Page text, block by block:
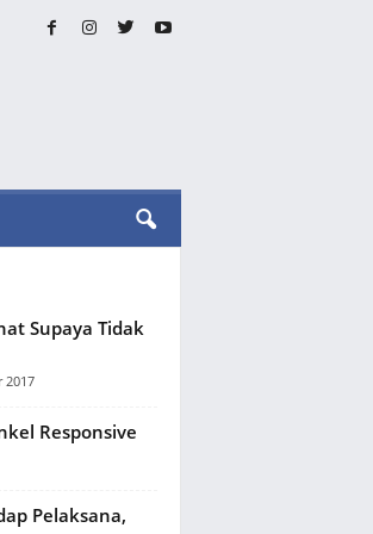
Supaya Tidak
2017
Responsive
Pelaksana,